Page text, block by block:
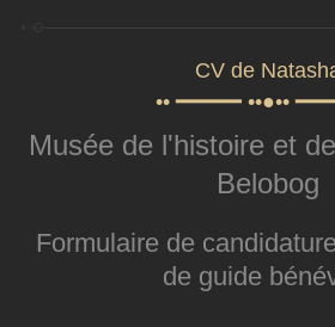
CV de
•• ━━━━━ ••●••
Musée de l'histoire et
Belobog
Formulaire de
de guide